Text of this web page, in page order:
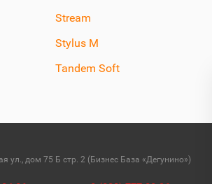
Stream
Stylus M
Tandem Soft
ул., дом 75 Б стр. 2 (Бизнес База «Дегунино»)